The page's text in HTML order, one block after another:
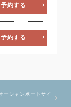
予約する
予約する
ーシャンポートサイ